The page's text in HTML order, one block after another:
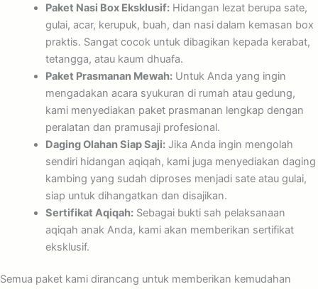
Paket Nasi Box Eksklusif:Hidangan lezat berupa sate,
gulai, acar, kerupuk, buah, dan nasi dalam kemasan box
praktis. Sangat cocok untuk dibagikan kepada kerabat,
tetangga, atau kaum dhuafa.
Paket Prasmanan Mewah:Untuk Anda yang ingin
mengadakan acara syukuran di rumah atau gedung,
kami menyediakan paket prasmanan lengkap dengan
peralatan dan pramusaji profesional.
Daging Olahan Siap Saji:Jika Anda ingin mengolah
sendiri hidangan aqiqah, kami juga menyediakan daging
kambing yang sudah diproses menjadi sate atau gulai,
siap untuk dihangatkan dan disajikan.
Sertifikat Aqiqah:Sebagai bukti sah pelaksanaan
aqiqah anak Anda, kami akan memberikan sertifikat
eksklusif.
Semua paket kami dirancang untuk memberikan kemudahan